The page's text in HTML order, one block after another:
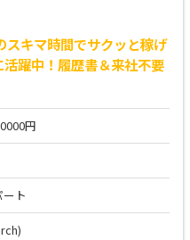
キマ時間でサクッと稼げ
躍中！履歴書＆来社不要
円
ト